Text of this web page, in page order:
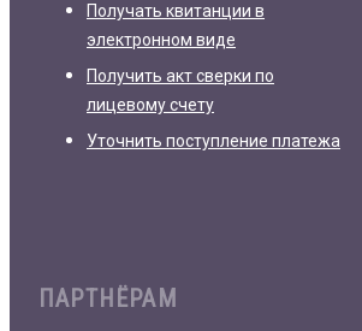
Получать квитанции в
электронном виде
Получить акт сверки по
лицевому счету
Уточнить поступление платежа
ПАРТНЁРАМ